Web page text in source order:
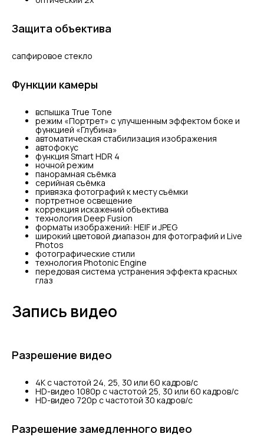
Защита объектива
сапфировое стекло
Функции камеры
вспышка True Tone
режим «Портрет» с улучшенным эффектом боке и
функцией «Глубина»
автоматическая стабилизация изображения
автофокус
функция Smart HDR 4
ночной режим
панорамная съёмка
серийная съëмка
привязка фотографий к месту съёмки
портретное освещение
коррекция искажений объектива
технология Deep Fusion
форматы изображений: HEIF и JPEG
широкий цветовой диапазон для фотографий и Live
Photos
фотографические стили
технология Photonic Engine
передовая система устранения эффекта красных
глаз
Запись видео
Разрешение видео
4K с частотой 24, 25, 30 или 60 кадров/ с
HD-видео 1080p с частотой 25, 30 или 60 кадров/ с
HD-видео 720p с частотой 30 кадров/ с
Разрешение замедленного видео